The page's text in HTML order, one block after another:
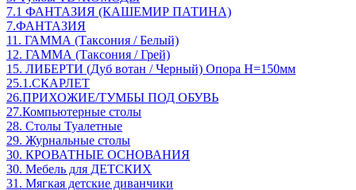
7.1 ФАНТАЗИЯ (КАШЕМИР ПАТИНА)
7.ФАНТАЗИЯ
11. ГАММА (Таксония / Белый)
12. ГАММА (Таксония / Грей)
15. ЛИБЕРТИ (Дуб вотан / Черный) Опора Н=150мм
25.1.СКАРЛЕТ
26.ПРИХОЖИЕ/ТУМБЫ ПОД ОБУВЬ
27.Компьютерные столы
28. Столы Туалетные
29. Журнальные столы
30. КРОВАТНЫЕ ОСНОВАНИЯ
30. Мебель для ДЕТСКИХ
31. Мягкая детские диванчики